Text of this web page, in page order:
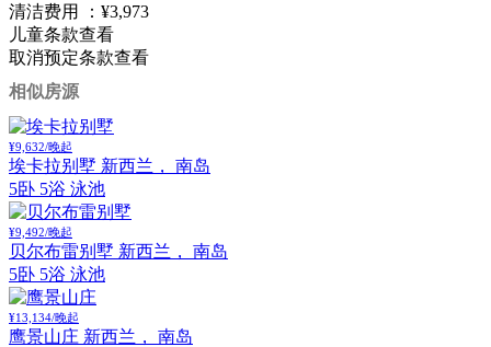
清洁费用 ： ¥3,973
儿童条款查看
取消预定条款查看
相似房源
¥9,632/晚起
埃卡拉别墅 新西兰， 南岛
5卧 5浴 泳池
¥9,492/晚起
贝尔布雷别墅 新西兰， 南岛
5卧 5浴 泳池
¥13,134/晚起
鹰景山庄 新西兰， 南岛